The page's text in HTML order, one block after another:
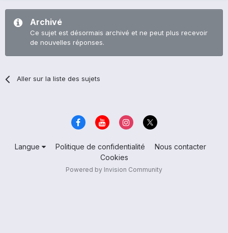
Archivé
Ce sujet est désormais archivé et ne peut plus recevoir
de nouvelles réponses.
Aller sur la liste des sujets
Langue Politique de confidentialité
Nous contacter
Cookies
Powered by Invision Community